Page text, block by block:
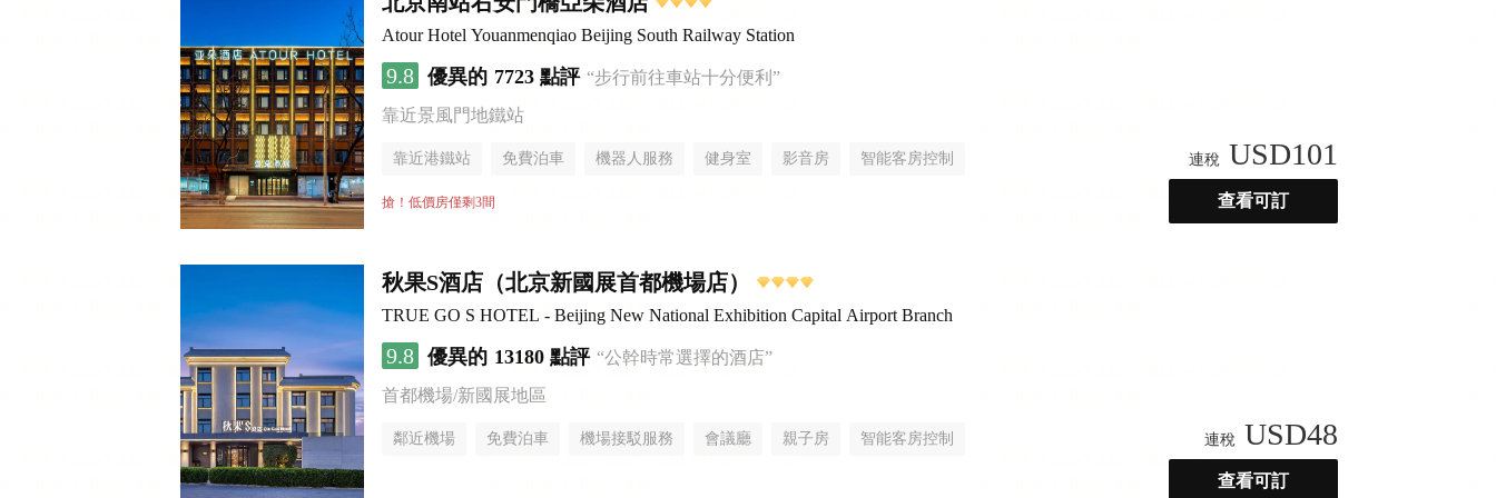
Atour Hotel Youanmenqiao Beijing South Railway Station
9.8 優異的 7723 點評 “步行前往車站十分便利”
靠近景風門地鐵站
靠近港鐵站 免費泊車 機器人服務 健身室 影音房 智能客房控制
行李寄存服務
搶！低價房僅剩3間
連稅 USD101
查看可訂
秋果S酒店（北京新國展首都機場店）
TRUE GO S HOTEL - Beijing New National Exhibition Capital Airport Branch
9.8 優異的 13180 點評 “公幹時常選擇的酒店”
首都機場/新國展地區
鄰近機場 免費泊車 機場接駁服務 會議廳 親子房 智能客房控制 連稅 USD48
查看可訂